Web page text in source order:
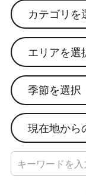
カテゴリを
エリアを選
季節を選択
現在地から